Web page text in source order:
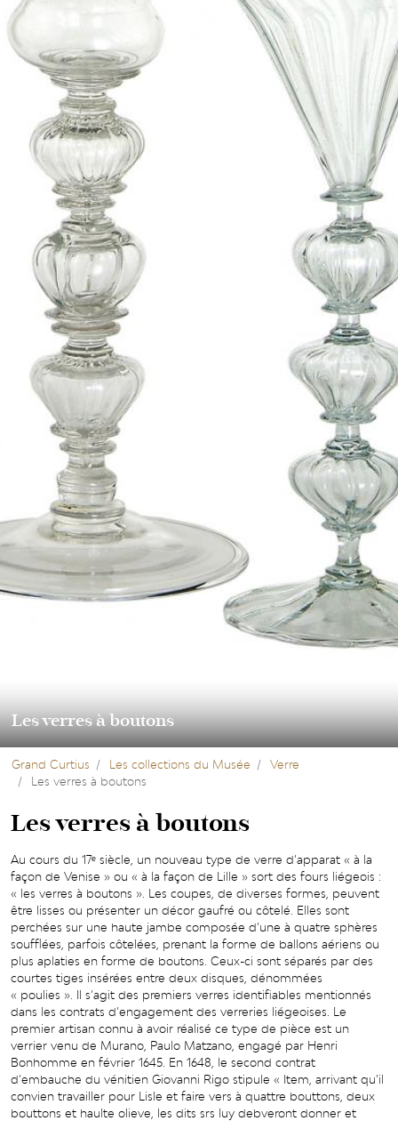
Les verres à boutons
Grand Curtius Les collections du Musée
Verre
Les verres à boutons
Les verres à boutons
Au cours du 17ᵉ siècle, un nouveau type de verre d’apparat « à la
façon de Venise » ou « à la façon de Lille » sort des fours liégeois :
« les verres à boutons ». Les coupes, de diverses formes, peuvent
être lisses ou présenter un décor gaufré ou côtelé. Elles sont
perchées sur une haute jambe composée d’une à quatre sphères
soufflées, parfois côtelées, prenant la forme de ballons aériens ou
plus aplaties en forme de boutons. Ceux-ci sont séparés par des
courtes tiges insérées entre deux disques, dénommées
« poulies ». Il s’agit des premiers verres identifiables mentionnés
dans les contrats d’engagement des verreries liégeoises. Le
premier artisan connu à avoir réalisé ce type de pièce est un
verrier venu de Murano, Paulo Matzano, engagé par Henri
Bonhomme en février 1645. En 1648, le second contrat
d’embauche du vénitien Giovanni Rigo stipule « Item, arrivant qu’il
convien travailler pour Lisle et faire vers à quattre bouttons, deux
bouttons et haulte olieve, les dits srs luy debveront donner et